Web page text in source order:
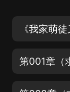
《我家萌
第001章（